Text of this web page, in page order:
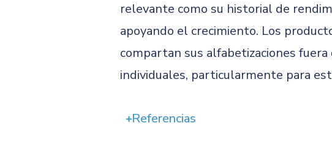
relevante como su historial de
apoyando el crecimiento. Los
compartan sus alfabetizaciones
individuales, particularmente para
Referencias